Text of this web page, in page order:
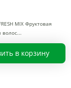
MIX Фруктовая
волос
в корзину